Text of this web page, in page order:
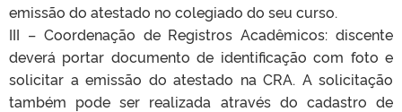
emissão do atestado no colegiado do seu curso.
III – Coordenação de Registros Acadêmicos: discente
deverá portar documento de identificação com foto e
solicitar a emissão do atestado na CRA. A solicitação
também pode ser realizada através do cadastro de